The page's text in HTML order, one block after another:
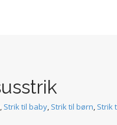
, Strik til baby, Strik til børn, Strik